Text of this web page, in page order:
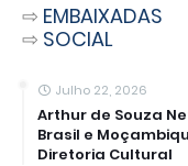
⇨ EMBAIXADAS
⇨ SOCIAL
Julho 22, 2026
Arthur de Souza
Brasil e
Diretoria Cultural